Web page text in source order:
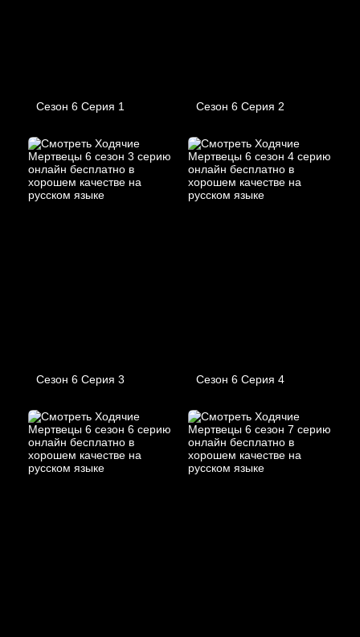
Сезон 6 Серия 1 Сезон 6 Серия 2
Сезон 6 Серия 3 Сезон 6 Серия 4